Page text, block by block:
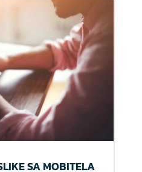
SA MOBITELA